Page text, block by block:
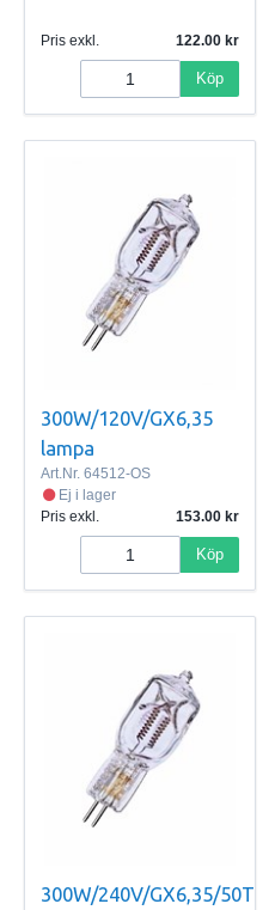
Pris exkl. 122.00
Köp
300W/120V/GX6,35
lampa
Art.Nr. 64512-OS
Ej i lager
Pris exkl.
153.00
Köp
300W/240V/GX6,35/50T